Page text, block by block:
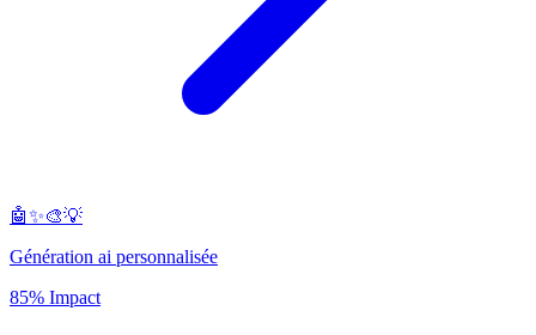
🤖✨🎨💡
Génération ai personnalisée
85% Impact